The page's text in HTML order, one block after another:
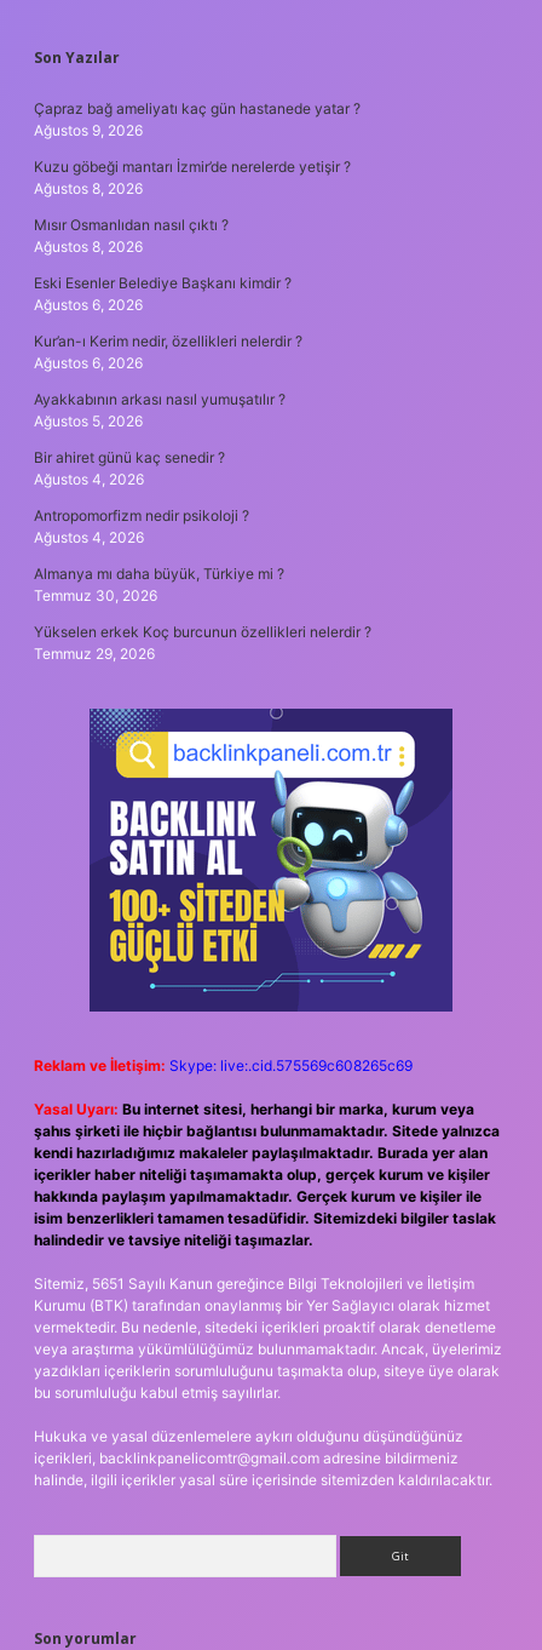
SIDEBAR
Son Yazılar
Çapraz bağ ameliyatı kaç gün hastanede yatar ?
Ağustos 9, 2026
Kuzu göbeği mantarı İzmir’de nerelerde yetişir ?
Ağustos 8, 2026
Mısır Osmanlıdan nasıl çıktı ?
Ağustos 8, 2026
Eski Esenler Belediye Başkanı kimdir ?
Ağustos 6, 2026
Kur’an-ı Kerim nedir, özellikleri nelerdir ?
Ağustos 6, 2026
Ayakkabının arkası nasıl yumuşatılır ?
Ağustos 5, 2026
Bir ahiret günü kaç senedir ?
Ağustos 4, 2026
Antropomorfizm nedir psikoloji ?
Ağustos 4, 2026
Almanya mı daha büyük, Türkiye mi ?
Temmuz 30, 2026
Yükselen erkek Koç burcunun özellikleri nelerdir ?
Temmuz 29, 2026
Reklam ve İletişim: Skype: live:.cid.575569c608265c69
Yasal Uyarı: Bu internet sitesi, herhangi bir marka, kurum veya
şahıs şirketi ile hiçbir bağlantısı bulunmamaktadır. Sitede yalnızca
kendi hazırladığımız makaleler paylaşılmaktadır. Burada yer alan
içerikler haber niteliği taşımamakta olup, gerçek kurum ve kişiler
hakkında paylaşım yapılmamaktadır. Gerçek kurum ve kişiler ile
isim benzerlikleri tamamen tesadüfidir. Sitemizdeki bilgiler taslak
halindedir ve tavsiye niteliği taşımazlar.
Sitemiz, 5651 Sayılı Kanun gereğince Bilgi Teknolojileri ve İletişim
Kurumu (BTK) tarafından onaylanmış bir Yer Sağlayıcı olarak hizmet
vermektedir. Bu nedenle, sitedeki içerikleri proaktif olarak denetleme
veya araştırma yükümlülüğümüz bulunmamaktadır. Ancak, üyelerimiz
yazdıkları içeriklerin sorumluluğunu taşımakta olup, siteye üye olarak
bu sorumluluğu kabul etmiş sayılırlar.
Hukuka ve yasal düzenlemelere aykırı olduğunu düşündüğünüz
içerikleri, backlinkpanelicomtr@gmail.com adresine bildirmeniz
halinde, ilgili içerikler yasal süre içerisinde sitemizden kaldırılacaktır.
Son yorumlar